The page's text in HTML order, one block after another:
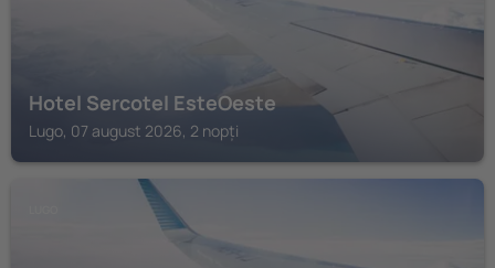
Hotel Sercotel EsteOeste
Lugo, 07 august 2026, 2 nopți